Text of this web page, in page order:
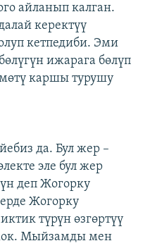
айланып калган.
керектүү
кетпедиби. Эми
ижарага бөлүп
каршы турушу
да. Бул жер –
эле бул жер
деп Жогорку
Жогорку
түрүн өзгөртүү
Мыйзамды мен